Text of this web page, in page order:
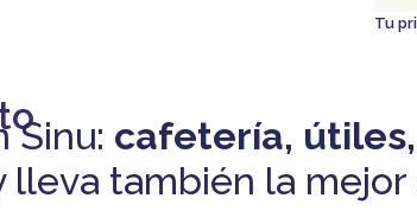
Tu
Sinu: cafetería,
también la